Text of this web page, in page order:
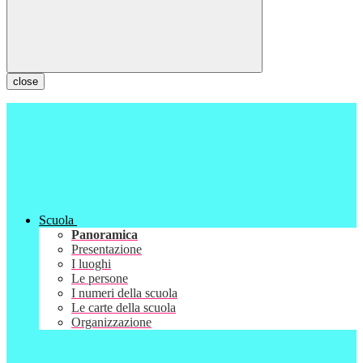
close
Scuola
Panoramica
Presentazione
I luoghi
Le persone
I numeri della scuola
Le carte della scuola
Organizzazione